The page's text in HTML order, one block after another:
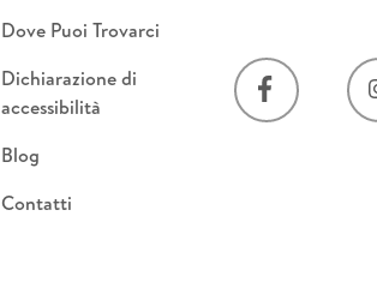
Dove Puoi Trovarci
Dichiarazione di
accessibilità
Blog
Contatti